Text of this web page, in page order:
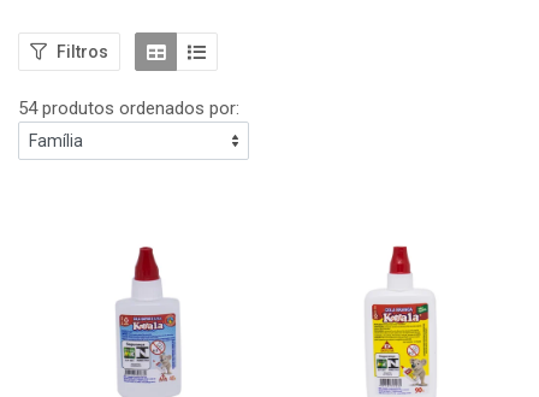
Filtros
54 produtos ordenados por: